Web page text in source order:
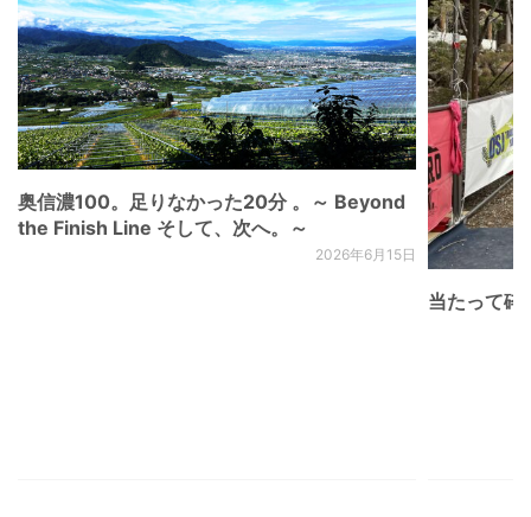
奥信濃100。足りなかった20分 。～ Beyond
the Finish Line そして、次へ。～
2026年6月15日
当たって砕